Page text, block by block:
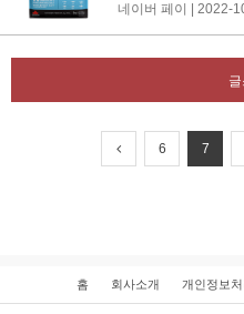
네이버 페이
| 2022-
글
6 7
홈 회사소개 개인정보